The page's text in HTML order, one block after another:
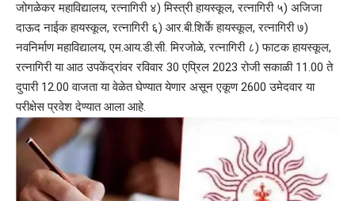
जोगळेकर महाविद्यालय, रत्नागिरी ४) मिस्त्री हायस्कूल, रत्नागिरी ५) अजिजा
दाऊद नाईक हायस्कूल, रत्नागिरी ६) आर.बी.शिर्के हायस्कूल, रत्नागिरी ७)
नवनिर्माण महाविद्यालय, एम.आय.डी.सी. मिरजोळे, रत्नागिरी ८) फाटक हायस्कूल,
रत्नागिरी या आठ उपकेंद्रांवर रविवार 30 एप्रिल 2023 रोजी सकाळी 11.00 ते
दुपारी 12.00 वाजता या वेळेत घेण्यात येणार असून एकूण 2600 उमेदवार या
परीक्षेस प्रवेश देण्यात आला आहे.